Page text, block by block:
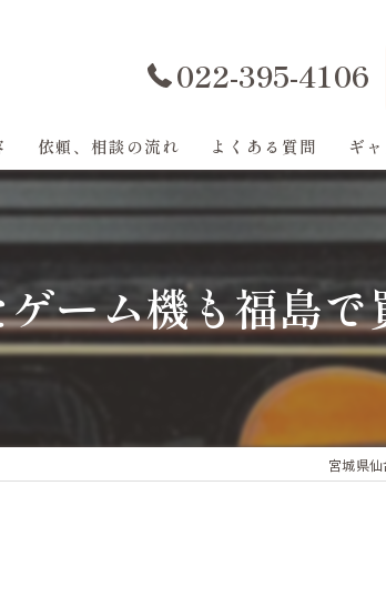
022-395-4106
依頼、相談の流れ よくある質問 ギ
ーム機も福島で
宮城県